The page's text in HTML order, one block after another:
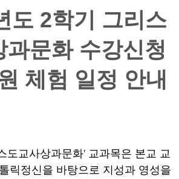
도 2학기 그리스
과문화 수강신청
체험 일정 안내
도교사상과문화' 교과목은 본교 교
릭정신을 바탕으로 지성과 영성을